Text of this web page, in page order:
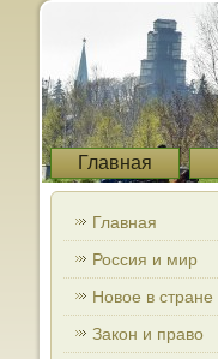
Главная
Главная
Россия и мир
Новое в стране
Закон и право